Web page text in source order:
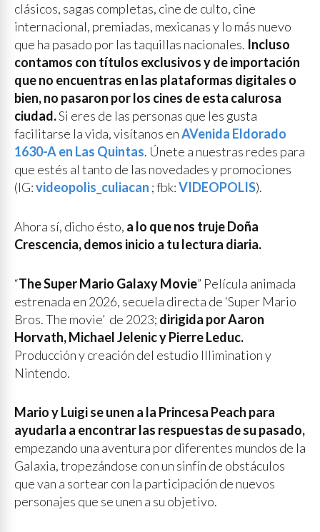
clásicos, sagas completas, cine de culto, cine
internacional, premiadas, mexicanas y lo más nuevo
que ha pasado por las taquillas nacionales. Incluso
contamos con títulos exclusivos y de importación
que no encuentras en las plataformas digitales o
bien, no pasaron por los cines de esta calurosa
ciudad.Si eres de las personas que les gusta
facilitarse la vida, visítanos enAVenida Eldorado
1630-A en Las Quintas. Únete a nuestras redes para
que estés al tanto de las novedades y promociones
(IG:videopolis_culiacan ; fbk:VIDEOPOLIS).
Ahora sí, dicho ésto, a lo que nos truje Doña
Crescencia, demos inicio a tu lectura diaria.
“The Super Mario Galaxy Movie” Película animada
estrenada en 2026, secuela directa de ‘Super Mario
Bros. The movie’ de 2023; dirigida por Aaron
Horvath, Michael Jelenic y Pierre Leduc.
Producción y creación del estudio Illimination y
Nintendo.
Mario y Luigi se unen a la Princesa Peach para
ayudarla a encontrar las respuestas de su pasado,
empezando una aventura por diferentes mundos de la
Galaxia, tropezándose con un sinfín de obstáculos
que van a sortear con la participación de nuevos
personajes que se unen a su objetivo.